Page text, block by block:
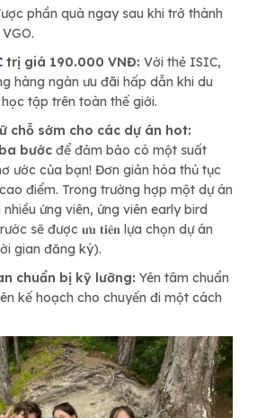
phần quà ngay sau khi trở thành
trị giá 190.000 VNĐ: Với thẻ ISIC,
hàng ngàn ưu đãi hấp dẫn khi du
tập trên toàn thế giới.
chỗ sớm cho các dự án hot:
ba bướcđể đảm bảo có một suất
ước của bạn! Đơn giản hóa thủ tục
điểm. Trong trường hợp một dự án
ứng viên, ứng viên early bird
sẽ được 𝐮̛𝐮 𝐭𝐢𝐞̂𝐧 lựa chọn dự án
gian đăng ký).
chuẩn bị kỹ lưỡng: Yên tâm chuẩn
kế hoạch cho chuyến đi một cách